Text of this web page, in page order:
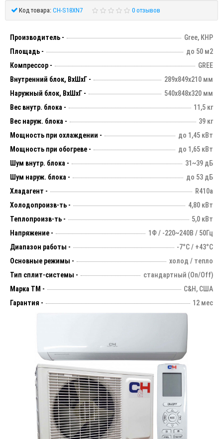
Код товара: CH-S18XN7 0 отзывов
Производитель -
Gree, КНР
Площадь -
до 50 м2
Компрессор -
GREE
Внутренний блок, ВхШхГ -
289х849х210 мм
Наружный блок, ВхШхГ -
540х848х320 мм
Вес внутр. блока -
11,5 кг
Вес наруж. блока -
39 кг
Мощность при охлаждении -
до 1,45 кВт
Мощность при обогреве -
до 1,65 кВт
Шум внутр. блока -
31~39 дБ
Шум наруж. блока -
до 53 дБ
Хладагент -
R410a
Холодопроизв-ть -
4,80 кВт
Теплопроизв-ть -
5,0 кВт
Напряжение -
1Ф / -220~240В / 50Гц
Диапазон работы -
-7°С / +43°С
Основные режимы -
холод / тепло
Тип сплит-системы -
стандартный (On/Off)
Марка ТМ -
C&H, США
Гарантия -
12 мес